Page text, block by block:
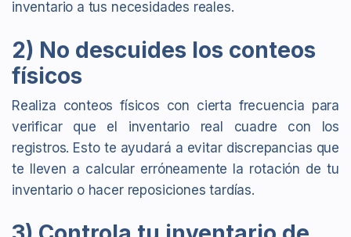
inventario a tus necesidades reales.
2) No descuides los conteos
físicos
Realiza conteos físicos con cierta frecuencia para
verificar que el inventario real cuadre con los
registros. Esto te ayudará a evitar discrepancias que
te lleven a calcular erróneamente la rotación de tu
inventario o hacer reposiciones tardías.